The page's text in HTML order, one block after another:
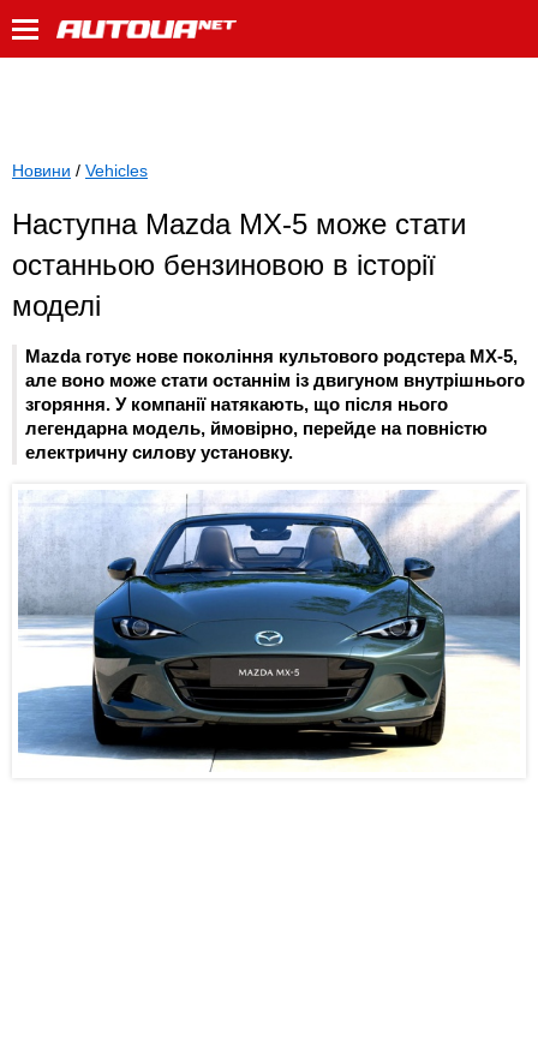
Новини / Vehicles
Наступна Mazda MX-5 може стати
останньою бензиновою в історії
моделі
Mazda готує нове покоління культового родстера MX-5,
але воно може стати останнім із двигуном внутрішнього
згоряння. У компанії натякають, що після нього
легендарна модель, ймовірно, перейде на повністю
електричну силову установку.